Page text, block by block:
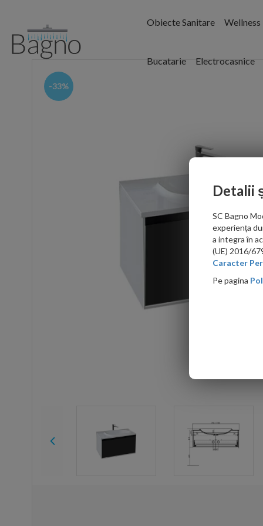
Obiecte Sanitare Wellness
Bucatarie Electrocasnice
-33%
Detalii
SC Bagno
experiența
a integra în
(UE) 2016/
Caracter
Pe pagina